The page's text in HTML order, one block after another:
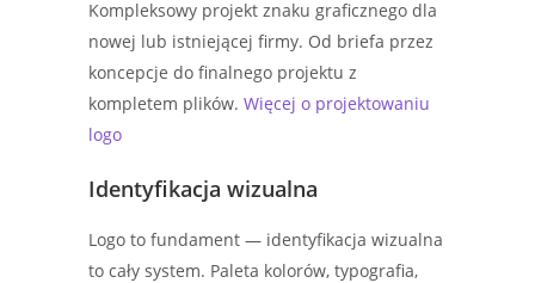
Kompleksowy projekt znaku graficznego dla
nowej lub istniejącej firmy. Od briefa przez
koncepcje do finalnego projektu z
kompletem plików. Więcej o projektowaniu
logo
Identyfikacja wizualna
Logo to fundament — identyfikacja wizualna
to cały system. Paleta kolorów, typografia,